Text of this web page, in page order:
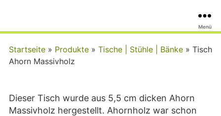
Tischlerei
Menü
Startseite » Produkte » Tische | Stühle | Bänke » Tisch
Ahorn Massivholz
Dieser Tisch wurde aus 5,5 cm dicken Ahorn
Massivholz hergestellt. Ahornholz war schon